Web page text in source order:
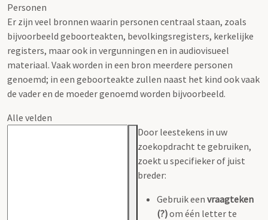
Personen
Er zijn veel bronnen waarin personen centraal staan, zoals
bijvoorbeeld geboorteakten, bevolkingsregisters, kerkelijke
registers, maar ook in vergunningen en in audiovisueel
materiaal. Vaak worden in een bron meerdere personen
genoemd; in een geboorteakte zullen naast het kind ook vaak
de vader en de moeder genoemd worden bijvoorbeeld.
Alle velden
Door leestekens in uw
zoekopdracht te gebruiken,
zoekt u specifieker of juist
breder:
Gebruik een vraagteken
(?)om één letter te